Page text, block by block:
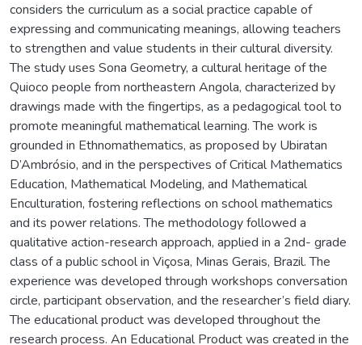
considers the curriculum as a social practice capable of
expressing and communicating meanings, allowing teachers
to strengthen and value students in their cultural diversity.
The study uses Sona Geometry, a cultural heritage of the
Quioco people from northeastern Angola, characterized by
drawings made with the fingertips, as a pedagogical tool to
promote meaningful mathematical learning. The work is
grounded in Ethnomathematics, as proposed by Ubiratan
D’Ambrósio, and in the perspectives of Critical Mathematics
Education, Mathematical Modeling, and Mathematical
Enculturation, fostering reflections on school mathematics
and its power relations. The methodology followed a
qualitative action-research approach, applied in a 2nd- grade
class of a public school in Viçosa, Minas Gerais, Brazil. The
experience was developed through workshops conversation
circle, participant observation, and the researcher’s field diary.
The educational product was developed throughout the
research process. An Educational Product was created in the